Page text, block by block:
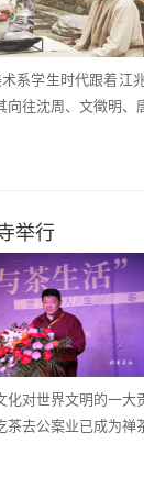
系学生时代跟着江
向往沈周、文徵明
举行
对世界文明的一大
茶去公案业已成为